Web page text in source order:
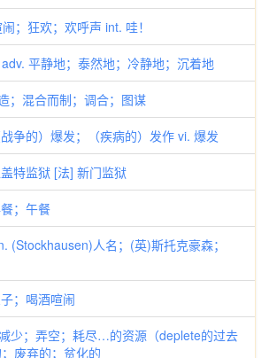
狂欢；欢呼声 int. 哇！
平静地；泰然地；冷静地；沉着地
混合而制；调合；图谋
的）爆发；（疾病的）发作 vi. 爆发
监狱 [法] 新门监狱
；午餐
人名；(英)斯托克豪森；
喝酒喧闹
；弄空；耗尽…的资源（deplete的过去
废弃的；贫化的